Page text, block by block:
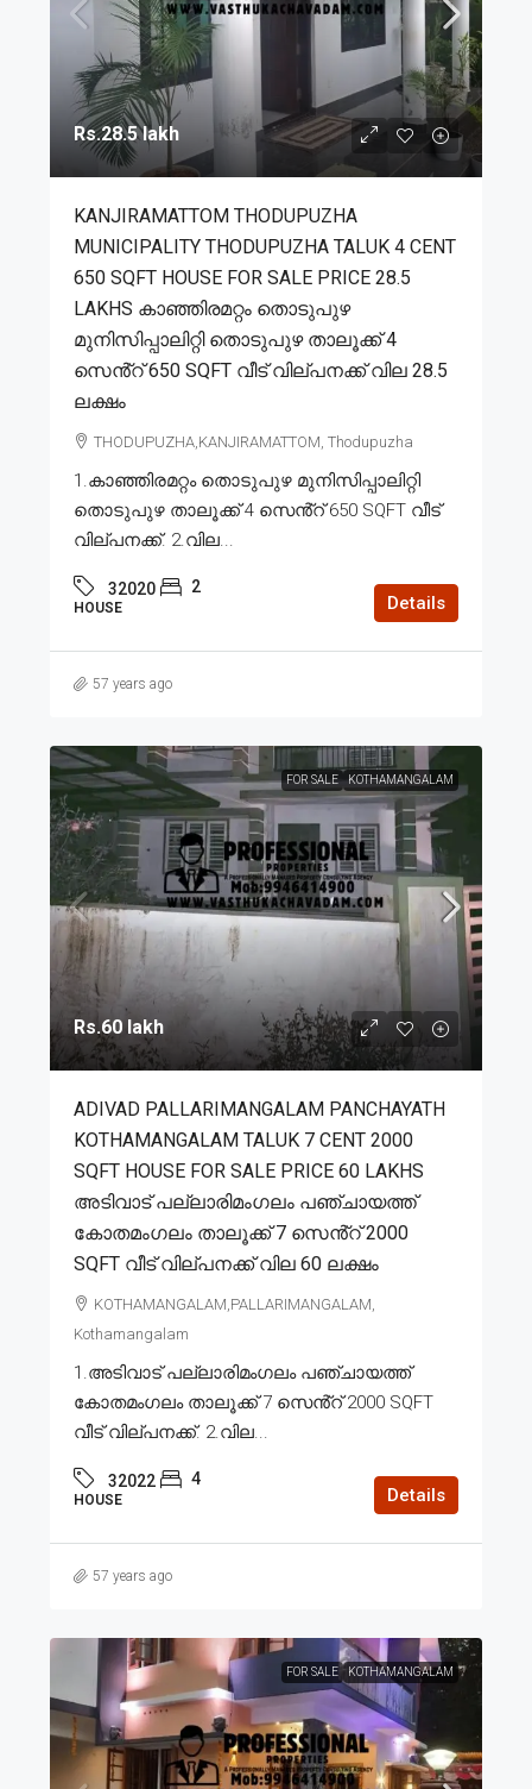
Rs.28.5 lakh
KANJIRAMATTOM THODUPUZHA
MUNICIPALITY THODUPUZHA TALUK 4 CENT
650 SQFT HOUSE FOR SALE PRICE 28.5
LAKHS കാഞ്ഞിരമറ്റം തൊടുപുഴ
മുനിസിപ്പാലിറ്റി തൊടുപുഴ താലൂക്ക് 4
സെൻ്റ് 650 SQFT വീട് വില്പനക്ക് വില 28.5
ലക്ഷം
THODUPUZHA,KANJIRAMATTOM, Thodupuzha
1.കാഞ്ഞിരമറ്റം തൊടുപുഴ മുനിസിപ്പാലിറ്റി
തൊടുപുഴ താലൂക്ക് 4 സെൻ്റ് 650 SQFT വീട്
വില്പനക്ക്. 2.വില...
32020 2
HOUSE Details
57 years ago
FOR SALE KOTHAMANGALAM
Rs.60 lakh
ADIVAD PALLARIMANGALAM PANCHAYATH
KOTHAMANGALAM TALUK 7 CENT 2000
SQFT HOUSE FOR SALE PRICE 60 LAKHS
അടിവാട് പല്ലാരിമംഗലം പഞ്ചായത്ത്
കോതമംഗലം താലൂക്ക് 7 സെൻ്റ് 2000
SQFT വീട് വില്പനക്ക് വില 60 ലക്ഷം
KOTHAMANGALAM,PALLARIMANGALAM,
Kothamangalam
1.അടിവാട് പല്ലാരിമംഗലം പഞ്ചായത്ത്
കോതമംഗലം താലൂക്ക് 7 സെൻ്റ് 2000 SQFT
വീട് വില്പനക്ക്. 2.വില...
32022 4
HOUSE Details
57 years ago
FOR SALE KOTHAMANGALAM